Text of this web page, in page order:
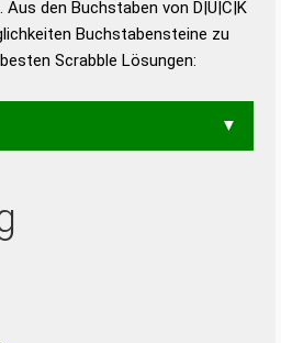
– Die deutsche Grammatik
– Deutsches
den Buchstaben von D|U|C|K
Buchstabensteine zu
Scrabble Lösungen: